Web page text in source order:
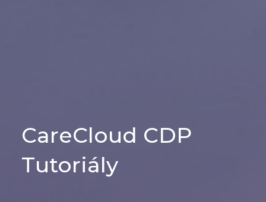
CareCloud CDP
Tutoriály